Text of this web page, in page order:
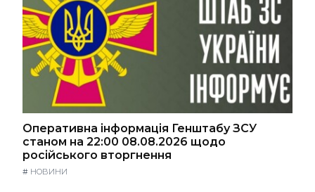
Оперативна інформація Генштабу ЗСУ
станом на 22:00 08.08.2026 щодо
російського вторгнення
# НОВИНИ